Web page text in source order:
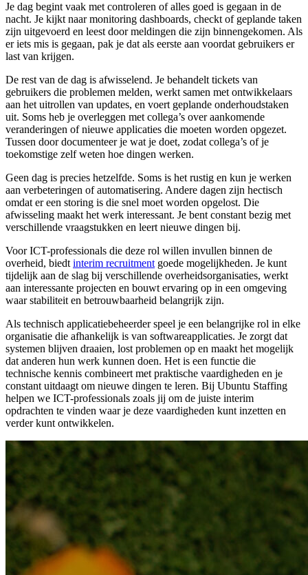
Je dag begint vaak met controleren of alles goed is gegaan in de
nacht. Je kijkt naar monitoring dashboards, checkt of geplande taken
zijn uitgevoerd en leest door meldingen die zijn binnengekomen. Als
er iets mis is gegaan, pak je dat als eerste aan voordat gebruikers er
last van krijgen.
De rest van de dag is afwisselend. Je behandelt tickets van
gebruikers die problemen melden, werkt samen met ontwikkelaars
aan het uitrollen van updates, en voert geplande onderhoudstaken
uit. Soms heb je overleggen met collega’s over aankomende
veranderingen of nieuwe applicaties die moeten worden opgezet.
Tussen door documenteer je wat je doet, zodat collega’s of je
toekomstige zelf weten hoe dingen werken.
Geen dag is precies hetzelfde. Soms is het rustig en kun je werken
aan verbeteringen of automatisering. Andere dagen zijn hectisch
omdat er een storing is die snel moet worden opgelost. Die
afwisseling maakt het werk interessant. Je bent constant bezig met
verschillende vraagstukken en leert nieuwe dingen bij.
Voor ICT-professionals die deze rol willen invullen binnen de
overheid, biedtinterim recruitmentgoede mogelijkheden. Je kunt
tijdelijk aan de slag bij verschillende overheidsorganisaties, werkt
aan interessante projecten en bouwt ervaring op in een omgeving
waar stabiliteit en betrouwbaarheid belangrijk zijn.
Als technisch applicatiebeheerder speel je een belangrijke rol in elke
organisatie die afhankelijk is van softwareapplicaties. Je zorgt dat
systemen blijven draaien, lost problemen op en maakt het mogelijk
dat anderen hun werk kunnen doen. Het is een functie die
technische kennis combineert met praktische vaardigheden en je
constant uitdaagt om nieuwe dingen te leren. Bij Ubuntu Staffing
helpen we ICT-professionals zoals jij om de juiste interim
opdrachten te vinden waar je deze vaardigheden kunt inzetten en
verder kunt ontwikkelen.